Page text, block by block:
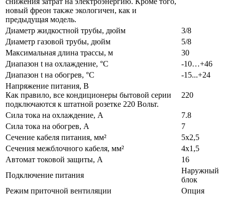
новый фреон также экологичен, как и
предыдущая модель.
Диаметр жидкостной трубы, дюйм
3/8
Диаметр газовой трубы, дюйм
5/8
Максимальная длина трассы, м
30
Диапазон t на охлаждение, °С
-10…+46
Диапазон t на обогрев, °С
-15...+24
Напряжение питания, В
Как правило, все кондиционеры бытовой серии
подключаются к штатной розетке 220 Вольт.
220
Сила тока на охлаждение, А
7.8
Сила тока на обогрев, А
7
Сечение кабеля питания, мм²
5x2,5
Сечения межблочного кабеля, мм²
4x1,5
Автомат токовой защиты, A
16
Подключение питания
Наружный
блок
Режим приточной вентиляции
Опция